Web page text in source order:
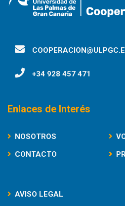
+34 928 457 471
Enlaces de Interés
NOSOTROS
CONTACTO
AVISO LEGAL